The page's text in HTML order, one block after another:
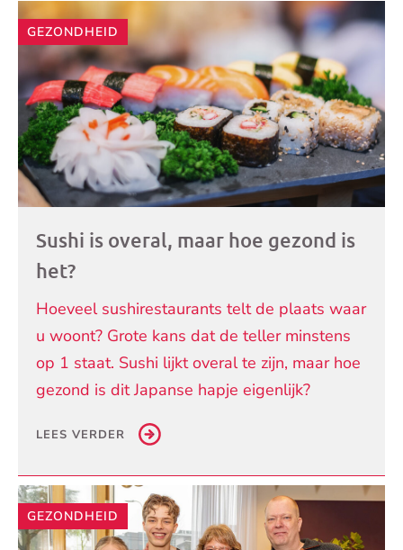
Andere
artikelen
GEZONDHEID
Sushi is overal, maar hoe gezond is
het?
Hoeveel sushirestaurants telt de plaats waar
u woont? Grote kans dat de teller minstens
op 1 staat. Sushi lijkt overal te zijn, maar hoe
gezond is dit Japanse hapje eigenlijk?
LEES VERDER
GEZONDHEID